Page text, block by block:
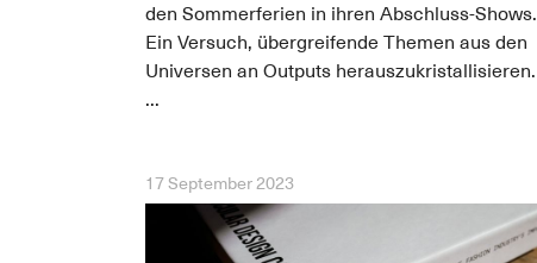
den Sommerferien in ihren Abschluss-Shows.
Ein Versuch, übergreifende Themen aus den
Universen an Outputs herauszukristallisieren.
...
17 September 2023